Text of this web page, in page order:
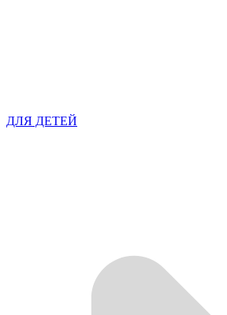
ДЛЯ ДЕТЕЙ